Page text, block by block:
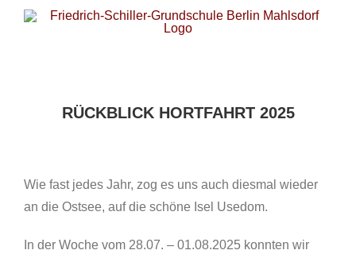
Zum
RÜCKBLICK HORTFAHRT 2025
Wie fast jedes Jahr, zog es uns auch diesmal wieder
an die Ostsee, auf die schöne Isel Usedom.
In der Woche vom 28.07. – 01.08.2025 konnten wir